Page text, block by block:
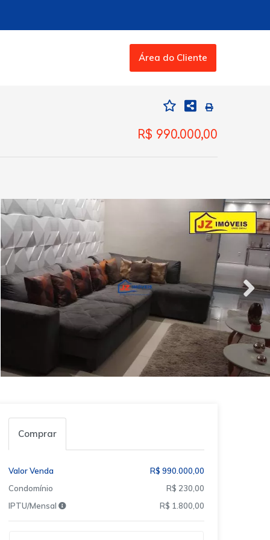
Área do Cliente
R$ 990.000,00
Comprar
Valor Venda
R$ 990.000,00
Condomínio
R$ 230,00
IPTU/Mensal
R$ 1.800,00